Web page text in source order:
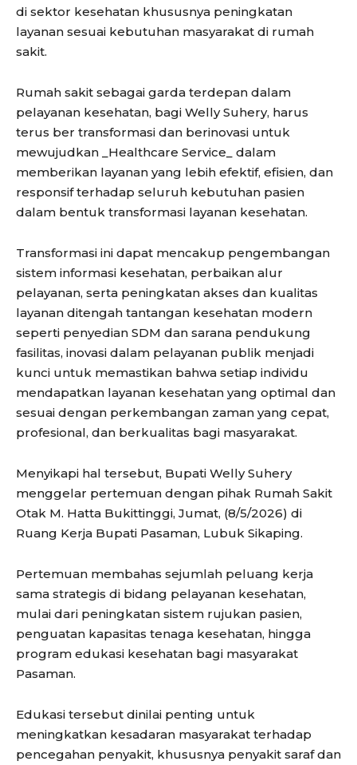
di sektor kesehatan khususnya peningkatan
layanan sesuai kebutuhan masyarakat di rumah
sakit.
Rumah sakit sebagai garda terdepan dalam
pelayanan kesehatan, bagi Welly Suhery, harus
terus ber transformasi dan berinovasi untuk
mewujudkan _Healthcare Service_ dalam
memberikan layanan yang lebih efektif, efisien, dan
responsif terhadap seluruh kebutuhan pasien
dalam bentuk transformasi layanan kesehatan.
Transformasi ini dapat mencakup pengembangan
sistem informasi kesehatan, perbaikan alur
pelayanan, serta peningkatan akses dan kualitas
layanan ditengah tantangan kesehatan modern
seperti penyedian SDM dan sarana pendukung
fasilitas, inovasi dalam pelayanan publik menjadi
kunci untuk memastikan bahwa setiap individu
mendapatkan layanan kesehatan yang optimal dan
sesuai dengan perkembangan zaman yang cepat,
profesional, dan berkualitas bagi masyarakat.
Menyikapi hal tersebut, Bupati Welly Suhery
menggelar pertemuan dengan pihak Rumah Sakit
Otak M. Hatta Bukittinggi, Jumat, (8/5/2026) di
Ruang Kerja Bupati Pasaman, Lubuk Sikaping.
Pertemuan membahas sejumlah peluang kerja
sama strategis di bidang pelayanan kesehatan,
mulai dari peningkatan sistem rujukan pasien,
penguatan kapasitas tenaga kesehatan, hingga
program edukasi kesehatan bagi masyarakat
Pasaman.
Edukasi tersebut dinilai penting untuk
meningkatkan kesadaran masyarakat terhadap
pencegahan penyakit, khususnya penyakit saraf dan